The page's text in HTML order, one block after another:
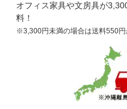
オフィス家具や文房具が
料！
※3,300円未満の場合は送料550円